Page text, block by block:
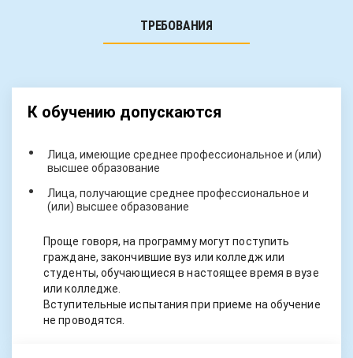
ТРЕБОВАНИЯ
К обучению допускаются
Лица, имеющие среднее профессиональное и (или)
высшее образование
Лица, получающие среднее профессиональное и
(или) высшее образование
Проще говоря, на программу могут поступить
граждане, закончившие вуз или колледж или
студенты, обучающиеся в настоящее время в вузе
или колледже.
Вступительные испытания при приеме на обучение
не проводятся.